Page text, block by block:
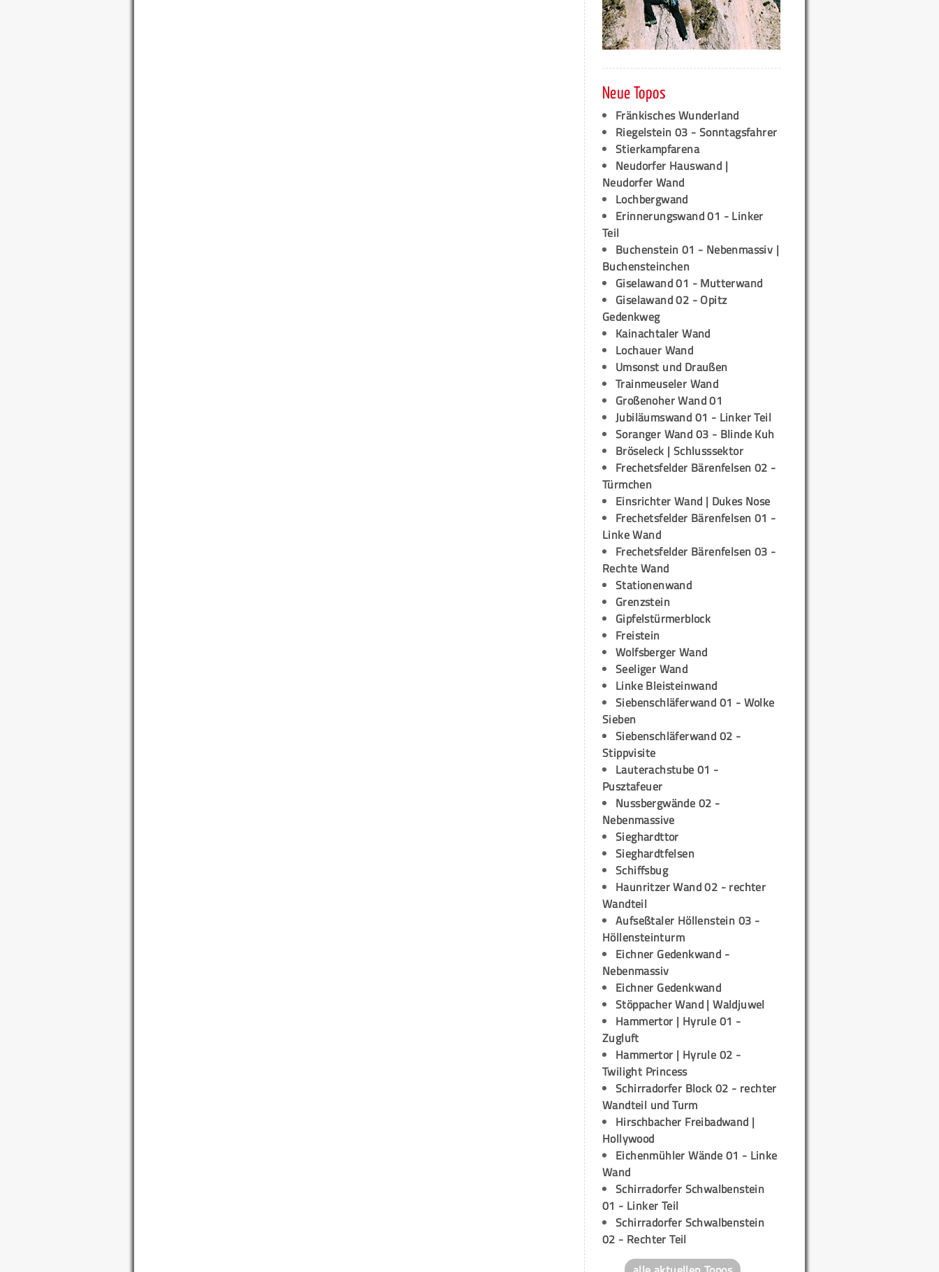
Neue Topos
Fränkisches Wunderland
Riegelstein 03 - Sonntagsfahrer
Stierkampfarena
Neudorfer Hauswand |
Neudorfer Wand
Lochbergwand
Erinnerungswand 01 - Linker
Teil
Buchenstein 01 - Nebenmassiv |
Buchensteinchen
Giselawand 01 - Mutterwand
Giselawand 02 - Opitz
Gedenkweg
Kainachtaler Wand
Lochauer Wand
Umsonst und Draußen
Trainmeuseler Wand
Großenoher Wand 01
Jubiläumswand 01 - Linker Teil
Soranger Wand 03 - Blinde Kuh
Bröseleck | Schlusssektor
Frechetsfelder Bärenfelsen 02 -
Türmchen
Einsrichter Wand | Dukes Nose
Frechetsfelder Bärenfelsen 01 -
Linke Wand
Frechetsfelder Bärenfelsen 03 -
Rechte Wand
Stationenwand
Grenzstein
Gipfelstürmerblock
Freistein
Wolfsberger Wand
Seeliger Wand
Linke Bleisteinwand
Siebenschläferwand 01 - Wolke
Sieben
Siebenschläferwand 02 -
Stippvisite
Lauterachstube 01 -
Pusztafeuer
Nussbergwände 02 -
Nebenmassive
Sieghardttor
Sieghardtfelsen
Schiffsbug
Haunritzer Wand 02 - rechter
Wandteil
Aufseßtaler Höllenstein 03 -
Höllensteinturm
Eichner Gedenkwand -
Nebenmassiv
Eichner Gedenkwand
Stöppacher Wand | Waldjuwel
Hammertor | Hyrule 01 -
Zugluft
Hammertor | Hyrule 02 -
Twilight Princess
Schirradorfer Block 02 - rechter
Wandteil und Turm
Hirschbacher Freibadwand |
Hollywood
Eichenmühler Wände 01 - Linke
Wand
Schirradorfer Schwalbenstein
01 - Linker Teil
Schirradorfer Schwalbenstein
02 - Rechter Teil